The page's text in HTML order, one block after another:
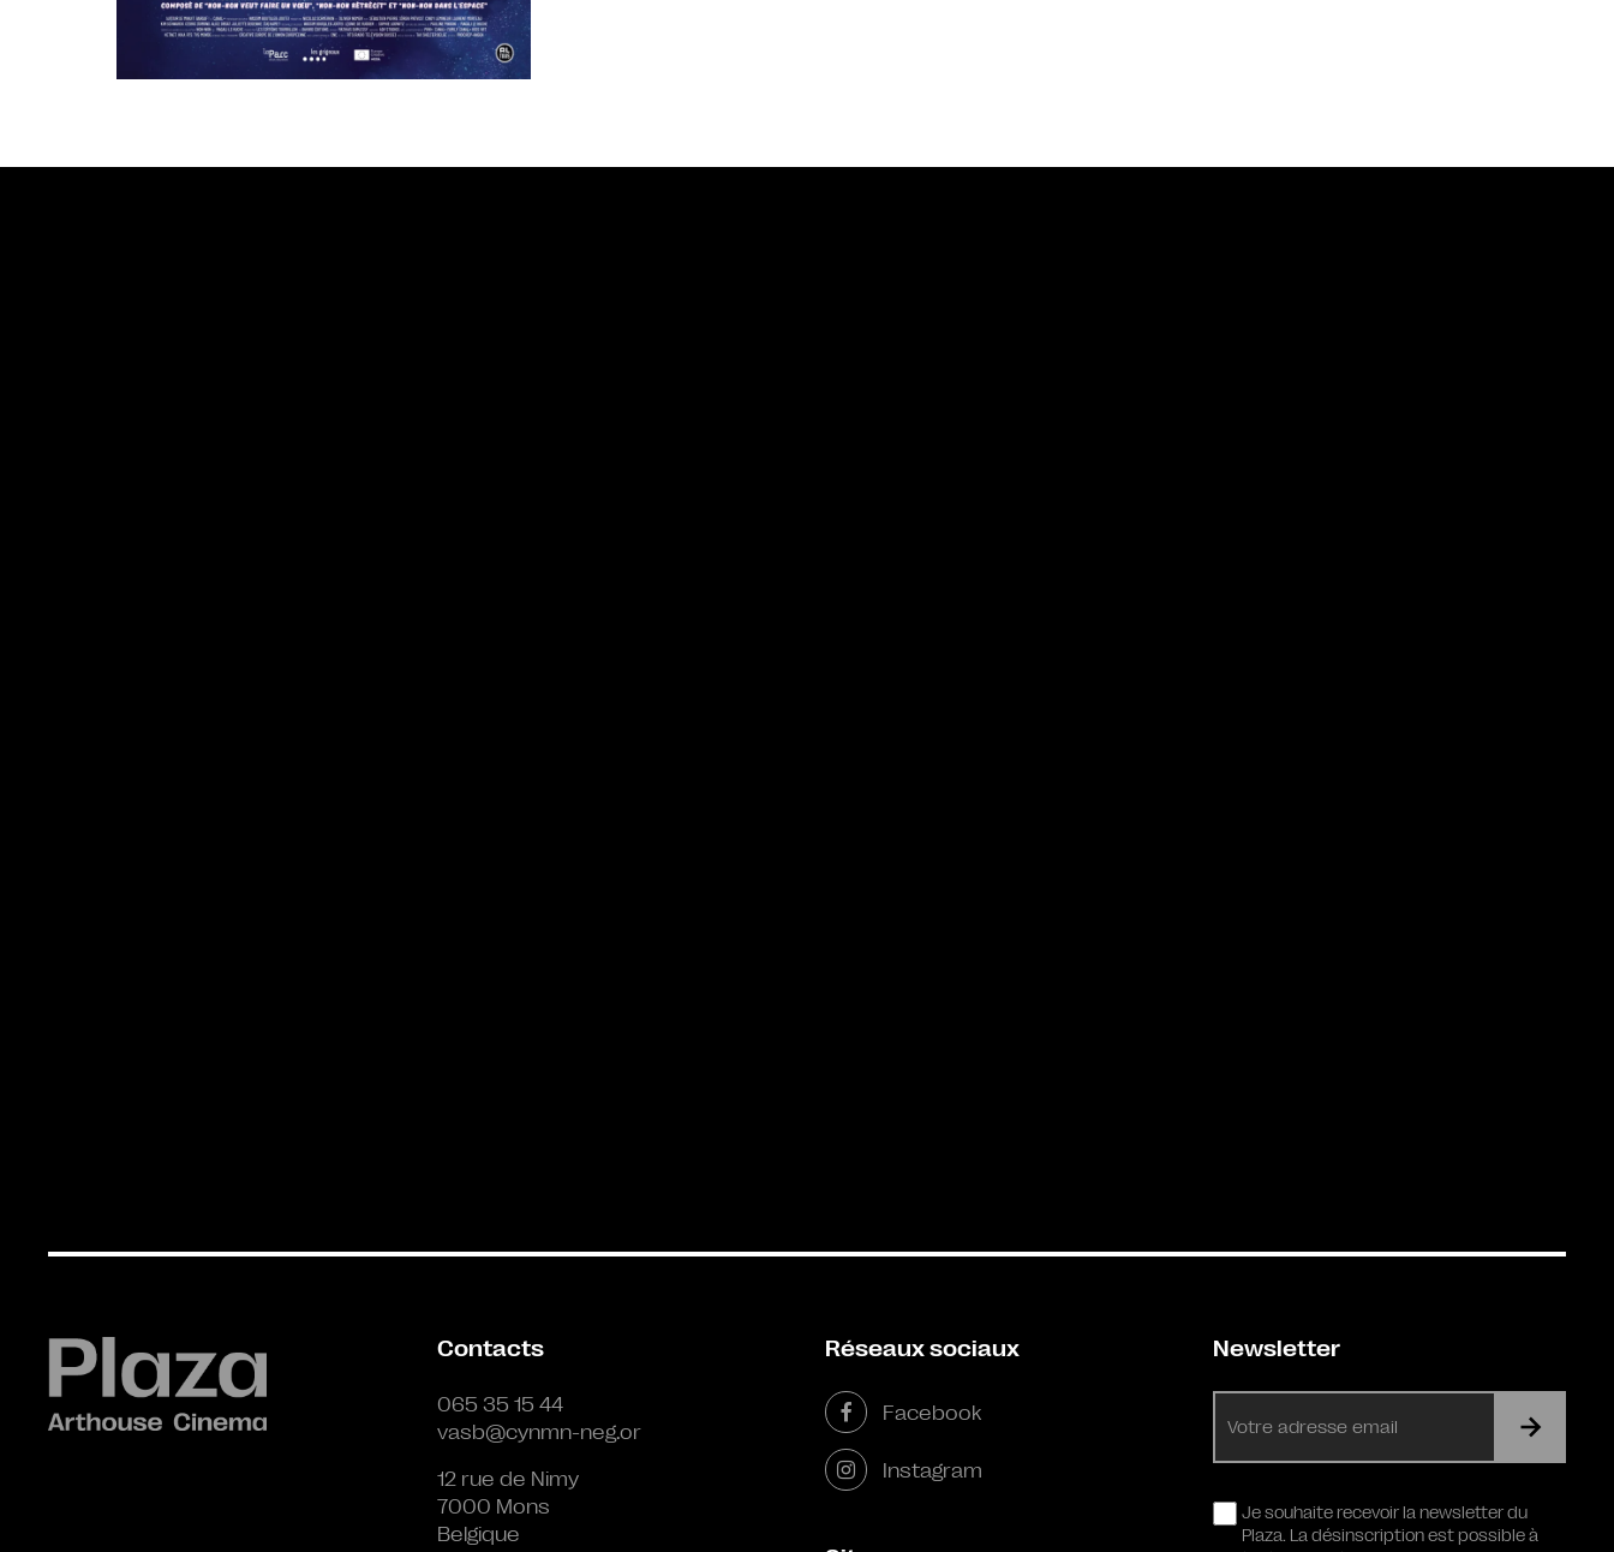
Contacts
065 35 15 44
vasb@cynmn-neg.or
12 rue de Nimy
7000 Mons
Belgique
Réseaux sociaux
Facebook
Instagram
Newsletter
mail
RGPDJe souhaite recevoir la newsletter du
Plaza. La désinscription est possible à